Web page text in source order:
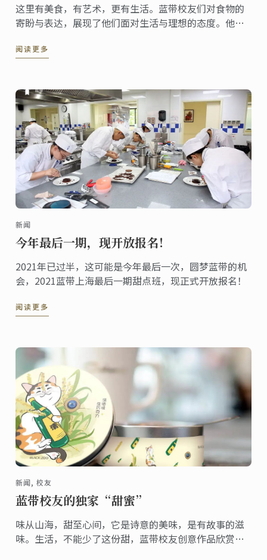
这里有美食，有艺术，更有生活。蓝带校友们对食物的
寄盼与表达，展现了他们面对生活与理想的态度。他们
蓝带校友是蓝带恒久的宝藏，更是蓝带的骄傲。欣赏校
阅读更多
新闻
今年最后一期，现开放报名！
2021年已过半，这可能是今年最后一次，圆梦蓝带的机
会，2021蓝带上海最后一期甜点班，现正式开放报名！
阅读更多
新闻, 校友
蓝带校友的独家“甜蜜”
味从山海，甜至心间，它是诗意的美味，是有故事的滋
味。生活，不能少了这份甜，蓝带校友创意作品欣赏，